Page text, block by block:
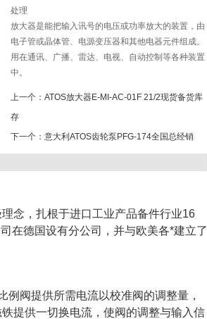
处理
放大器是能把输入讯号的电压或功率放大的装置，由
电子管或晶体管、电源变压器和其他电器元件组成。
用在通讯、广播、雷达、电视、自动控制等各种装置
中。
上一个： ATOS放大器E-MI-AC-01F 21/2现货备货库
存
下一个： 意大利ATOS齿轮泵PFG-174全国总经销
念，扎根于进口工业产品备件行业16
在德国设有分公司，并与欧美各*建立了
阀提供所需电流以校准阀的调整量，
提供一切换电流，使阀的调整与输入信